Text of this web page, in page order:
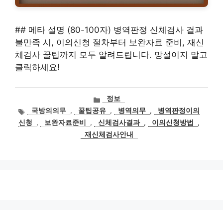
## 메타 설명 (80-100자) 병역판정 신체검사 결과
불만족 시, 이의신청 절차부터 보완자료 준비, 재신
체검사 꿀팁까지 모두 알려드립니다. 망설이지 말고
클릭하세요!
카
테
고
리
정보
태
그
국방의의무 , 꿀팁공유 , 병역의무 ,
병역판정이의
신청
, 보완자료준비 , 신체검사결과 , 이의신청방법
,
재신체검사안내